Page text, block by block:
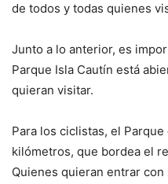
de todos y todas quienes
Junto a lo anterior, es
Parque Isla Cautín está
quieran visitar.
Para los ciclistas, el
kilómetros, que bordea el
Quienes quieran entrar